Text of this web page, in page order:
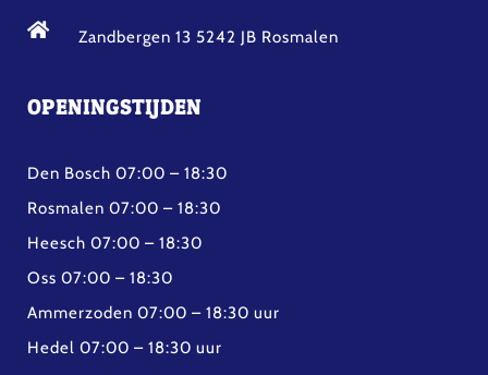
Zandbergen 13 5242 JB Rosmalen
OPENINGSTIJDEN
Den Bosch 07:00 – 18:30
Rosmalen 07:00 – 18:30
Heesch 07:00 – 18:30
Oss 07:00 – 18:30
Ammerzoden 07:00 – 18:30 uur
Hedel 07:00 – 18:30 uur